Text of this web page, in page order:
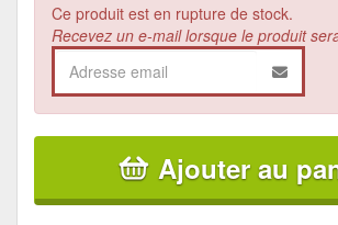
Ce produit est en rupture de stock.
Recevez un e-mail lorsque le produit
Ajouter au